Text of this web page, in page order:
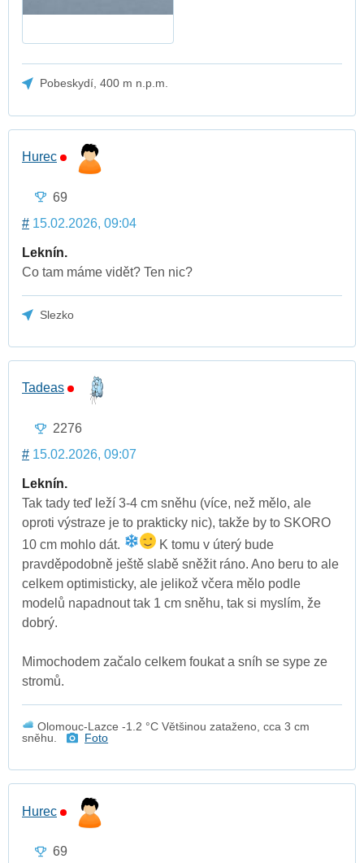
Pobeskydí, 400 m n.p.m.
Hurec
69
# 15.02.2026, 09:04
Leknín.
Co tam máme vidět? Ten nic?
Slezko
Tadeas
2276
# 15.02.2026, 09:07
Leknín.
Tak tady teď leží 3-4 cm sněhu (více, než mělo, ale
oproti výstraze je to prakticky nic), takže by to SKORO
10 cm mohlo dát.
K tomu v úterý bude
pravděpodobně ještě slabě sněžit ráno. Ano beru to ale
celkem optimisticky, ale jelikož včera mělo podle
modelů napadnout tak 1 cm sněhu, tak si myslím, že
dobrý.
Mimochodem začalo celkem foukat a sníh se sype ze
stromů.
Olomouc-Lazce -1.2 °C Většinou zataženo, cca 3 cm
sněhu.
Foto
Hurec
69